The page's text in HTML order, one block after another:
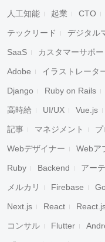
人工知能 起業 CTO
テックリード デジタル
SaaS カスタマーサポー
Adobe イラストレータ
Django Ruby on Rails
高時給 UI/UX Vue.js
記事 マネジメント
Webデザイナー Webア
Ruby Backend アー
メルカリ Firebase Go
Next.js React
コンサル Flutter